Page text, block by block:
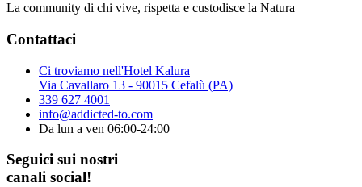
La community di chi vive, rispetta e custodisce la Natura
Contattaci
Ci troviamo nell'Hotel Kalura
Via Cavallaro 13 - 90015 Cefalù (PA)
339 627 4001
info@addicted-to.com
Da lun a ven 06:00-24:00
Seguici sui nostri
canali social!